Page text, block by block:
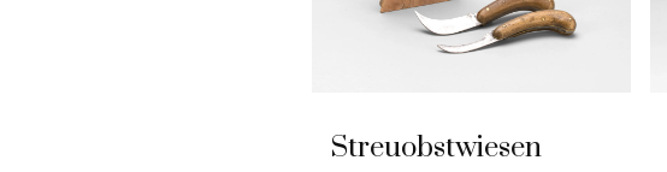
Streuobstwiesen